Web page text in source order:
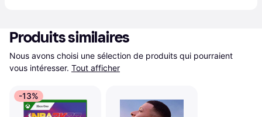
Produits similaires
Nous avons choisi une sélection de produits qui pourraient
vous intéresser. Tout afficher
-13%